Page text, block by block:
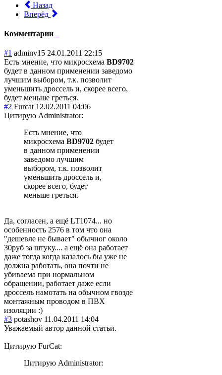
Назад
Вперёд
Комментарии
#1 adminv15 24.01.2011 22:15
Есть мнение, что микросхема BD9702
будет в данном применении заведомо
лучшим выбором, т.к. позволит
уменьшить дроссель и, скорее всего,
будет меньше греться.
#2 Furcat 12.02.2011 04:06
Цитирую Administrator:
Есть мнение, что
микросхема BD9702 будет
в данном применении
заведомо лучшим
выбором, т.к. позволит
уменьшить дроссель и,
скорее всего, будет
меньше греться.
Да, согласен, а ещё LT1074... но
особенность 2576 в том что она
"дешевле не бывает" обычног около
30руб за штуку.... а ещё она работает
даже тогда когда казалось бы уже не
должна работать, она почти не
убиваема при нормальном
обращении, работает даже если
дроссель намотать на обычном гвозде
монтажным проводом в ПВХ
изоляции :)
#3 potashov 11.04.2011 14:04
Уважаемый автор данной статьи.
Цитирую FurCat:
Цитирую Administrator: